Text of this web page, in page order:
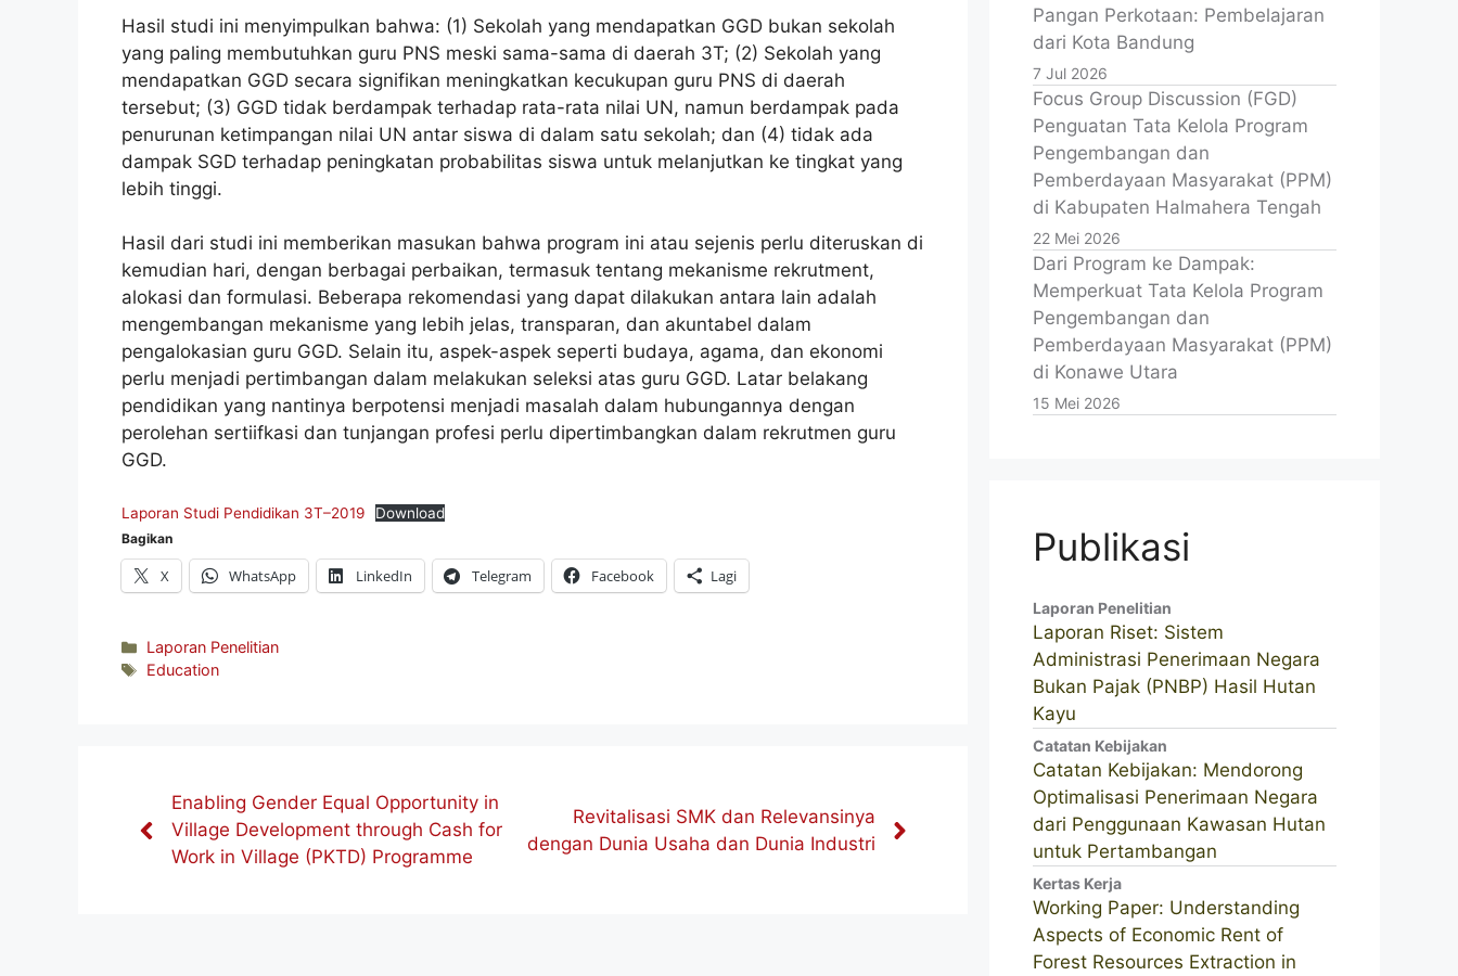
Hasil studi ini menyimpulkan bahwa: (1) Sekolah yang mendapatkan GGD bukan sekolah
yang paling membutuhkan guru PNS meski sama-sama di daerah 3T; (2) Sekolah yang
mendapatkan GGD secara signifikan meningkatkan kecukupan guru PNS di daerah
tersebut; (3) GGD tidak berdampak terhadap rata-rata nilai UN, namun berdampak pada
penurunan ketimpangan nilai UN antar siswa di dalam satu sekolah; dan (4) tidak ada
dampak SGD terhadap peningkatan probabilitas siswa untuk melanjutkan ke tingkat yang
lebih tinggi.
Hasil dari studi ini memberikan masukan bahwa program ini atau sejenis perlu diteruskan di
kemudian hari, dengan berbagai perbaikan, termasuk tentang mekanisme rekrutment,
alokasi dan formulasi. Beberapa rekomendasi yang dapat dilakukan antara lain adalah
mengembangan mekanisme yang lebih jelas, transparan, dan akuntabel dalam
pengalokasian guru GGD. Selain itu, aspek-aspek seperti budaya, agama, dan ekonomi
perlu menjadi pertimbangan dalam melakukan seleksi atas guru GGD. Latar belakang
pendidikan yang nantinya berpotensi menjadi masalah dalam hubungannya dengan
perolehan sertiifkasi dan tunjangan profesi perlu dipertimbangkan dalam rekrutmen guru
GGD.
Laporan Studi Pendidikan 3T–2019 Download
Bagikan
X WhatsApp LinkedIn Telegram Facebook Lagi
Kategori
Laporan Penelitian
Tag
Education
Enabling Gender Equal Opportunity in
Village Development through Cash for
Work in Village (PKTD) Programme
Revitalisasi SMK dan Relevansinya
dengan Dunia Usaha dan Dunia Industri
Pangan Perkotaan: Pembelajaran
dari Kota Bandung
7 Jul 2026
Focus Group Discussion (FGD)
Penguatan Tata Kelola Program
Pengembangan dan
Pemberdayaan Masyarakat (PPM)
di Kabupaten Halmahera Tengah
22 Mei 2026
Dari Program ke Dampak:
Memperkuat Tata Kelola Program
Pengembangan dan
Pemberdayaan Masyarakat (PPM)
di Konawe Utara
15 Mei 2026
Publikasi
Laporan Penelitian
Laporan Riset: Sistem
Administrasi Penerimaan Negara
Bukan Pajak (PNBP) Hasil Hutan
Kayu
Catatan Kebijakan
Catatan Kebijakan: Mendorong
Optimalisasi Penerimaan Negara
dari Penggunaan Kawasan Hutan
untuk Pertambangan
Kertas Kerja
Working Paper: Understanding
Aspects of Economic Rent of
Forest Resources Extraction in